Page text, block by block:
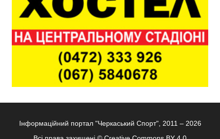
Інформаційний портал "Черкаський Спорт", 2011 – 2026